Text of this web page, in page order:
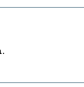
בדירה חדשה בפרויקט עם ליווי בנקאי – אין שווי, יש מחיר.